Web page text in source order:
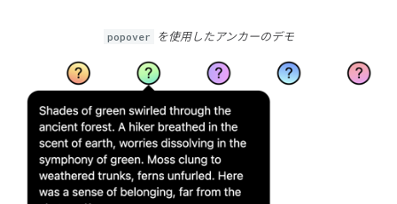
popover を使用したアンカーのデモ